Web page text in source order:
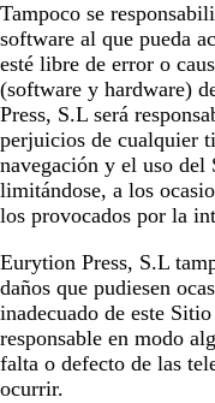
Tampoco se
software al que pueda
esté libre de error o
(software y hardware)
Press, S.L será
perjuicios de cualquier
navegación y el uso
limitándose, a los
los provocados por la
Eurytion Press, S.L
daños que pudiesen
inadecuado de este
responsable en modo
falta o defecto de las
ocurrir.